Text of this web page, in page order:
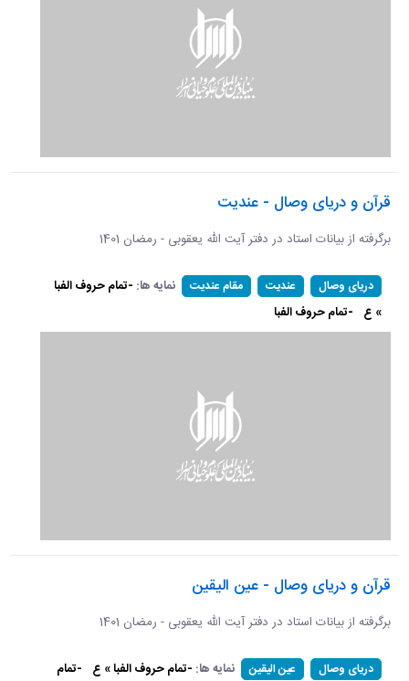
قرآن و دریای وصال - عندیت
برگرفته از بیانات استاد در دفتر آیت الله یعقوبی - رمضان 1401
دریای وصال عندیت مقام عندیت نمایه ها: -تمام حروف الفبا
» ع -تمام حروف الفبا
قرآن و دریای وصال - عین الیقین
برگرفته از بیانات استاد در دفتر آیت الله یعقوبی - رمضان 1401
دریای وصال عین الیقین نمایه ها: -تمام حروف الفبا » ع -تمام